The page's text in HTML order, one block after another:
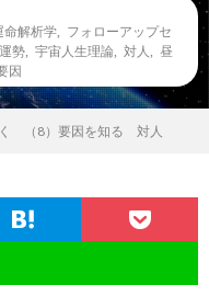
命解析学
フォローアップセ
勢 宇宙人生理論 対人
昼
因
（8）要因を知る 対人